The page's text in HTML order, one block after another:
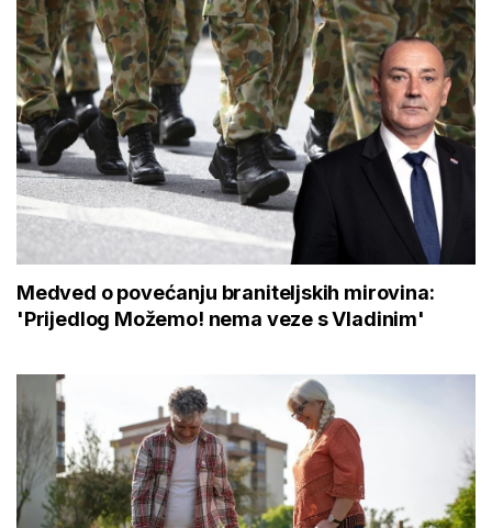
Medved o povećanju braniteljskih mirovina:
'Prijedlog Možemo! nema veze s Vladinim'